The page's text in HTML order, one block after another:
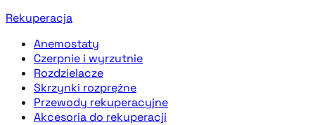
Rekuperacja
Anemostaty
Czerpnie i wyrzutnie
Rozdzielacze
Skrzynki rozprężne
Przewody rekuperacyjne
Akcesoria do rekuperacji